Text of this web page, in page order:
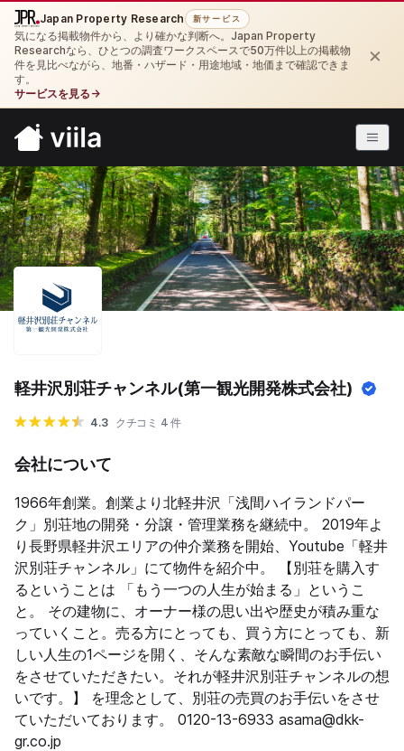
Japan Property Research 新サービス
気になる掲載物件から、より確かな判断へ。Japan Property
Researchなら、ひとつの調査ワークスペースで50万件以上の掲載物
件を見比べながら、地番・ハザード・用途地域・地価まで確認できま
す。
サービスを見る →
×
軽井沢別荘チャンネル(第一観光開発株式会社)
4.3 クチコミ 4 件
会社について
1966年創業。創業より北軽井沢「浅間ハイランドパー
ク」別荘地の開発・分譲・管理業務を継続中。 2019年よ
り長野県軽井沢エリアの仲介業務を開始、Youtube「軽井
沢別荘チャンネル」にて物件を紹介中。 【別荘を購入す
るということは 「もう一つの人生が始まる」というこ
と。 その建物に、オーナー様の思い出や歴史が積み重な
っていくこと。​ ​売る方にとっても、買う方にとっても、新
しい人生の1ページを開く、そんな素敵な瞬間のお手伝い
をさせていただきたい。 ​それが軽井沢別荘チャンネルの想
いです。】 を理念として、別荘の売買のお手伝いをさせ
ていただいております。 0120-13-6933 asama@dkk-
gr.co.jp